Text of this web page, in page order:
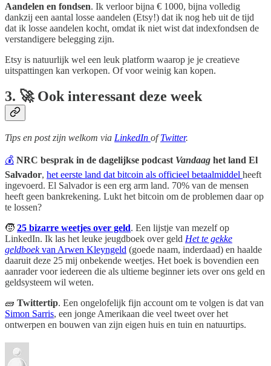
Aandelen en fondsen. Ik verloor bijna € 1000, bijna volledig
dankzij een aantal losse aandelen (Etsy!) dat ik nog heb uit de tijd
dat ik losse aandelen kocht, omdat ik niet wist dat indexfondsen de
verstandigere belegging zijn.
Etsy is natuurlijk wel een leuk platform waarop je je creatieve
uitspattingen kan verkopen. Of voor weinig kan kopen.
3. 🚀 Ook interessant deze week
Tips en post zijn welkom via LinkedIn ofTwitter.
💰 NRC besprak in de dagelijkse podcast Vandaag het land El
Salvador, het eerste land dat bitcoin als officieel betaalmiddel heeft
ingevoerd. El Salvador is een erg arm land. 70% van de mensen
heeft geen bankrekening. Lukt het bitcoin om de problemen daar op
te lossen?
🧒 25 bizarre weetjes over geld. Een lijstje van mezelf op
LinkedIn. Ik las het leuke jeugdboek over geld Het te gekke
geldboekvan Arwen Kleyngeld (goede naam, inderdaad) en haalde
daaruit deze 25 mij onbekende weetjes. Het boek is bovendien een
aanrader voor iedereen die als ultieme beginner iets over ons geld en
geldsysteem wil weten.
🧱 Twittertip. Een ongelofelijk fijn account om te volgen is dat van
Simon Sarris, een jonge Amerikaan die veel tweet over het
ontwerpen en bouwen van zijn eigen huis en tuin en natuurtips.